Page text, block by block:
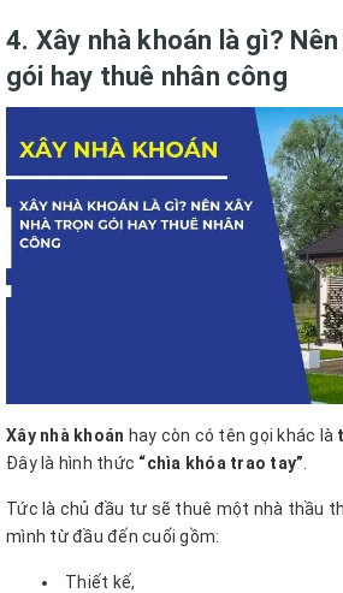
4. Xây nhà khoán là gì?
gói hay thuê nhân công
Xây nhà khoán hay còn có tên gọi khác là
Đây là hình thức “chìa khóa trao tay”
Tức là chủ đầu tư sẽ thuê một nhà thầu
mình từ đầu đến cuối gồm:
Thiết kế,